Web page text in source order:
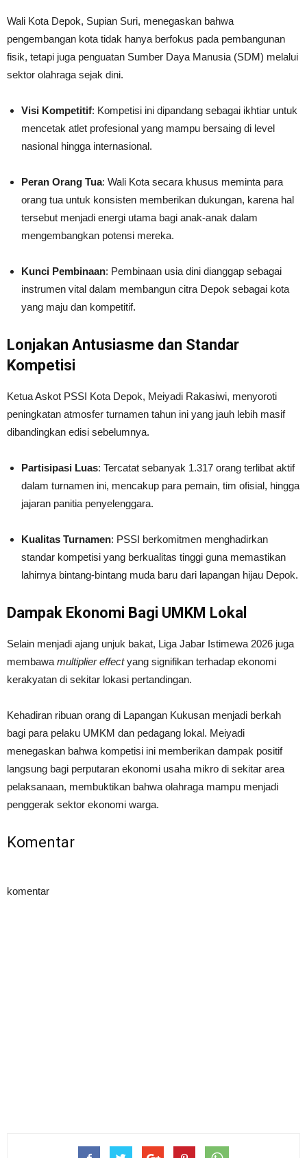
Wali Kota Depok, Supian Suri, menegaskan bahwa
pengembangan kota tidak hanya berfokus pada pembangunan
fisik, tetapi juga penguatan Sumber Daya Manusia (SDM) melalui
sektor olahraga sejak dini.
Visi Kompetitif: Kompetisi ini dipandang sebagai ikhtiar untuk
mencetak atlet profesional yang mampu bersaing di level
nasional hingga internasional.
Peran Orang Tua: Wali Kota secara khusus meminta para
orang tua untuk konsisten memberikan dukungan, karena hal
tersebut menjadi energi utama bagi anak-anak dalam
mengembangkan potensi mereka.
Kunci Pembinaan: Pembinaan usia dini dianggap sebagai
instrumen vital dalam membangun citra Depok sebagai kota
yang maju dan kompetitif.
Lonjakan Antusiasme dan Standar
Kompetisi
Ketua Askot PSSI Kota Depok, Meiyadi Rakasiwi, menyoroti
peningkatan atmosfer turnamen tahun ini yang jauh lebih masif
dibandingkan edisi sebelumnya.
Partisipasi Luas: Tercatat sebanyak 1.317 orang terlibat aktif
dalam turnamen ini, mencakup para pemain, tim ofisial, hingga
jajaran panitia penyelenggara.
Kualitas Turnamen: PSSI berkomitmen menghadirkan
standar kompetisi yang berkualitas tinggi guna memastikan
lahirnya bintang-bintang muda baru dari lapangan hijau Depok.
Dampak Ekonomi Bagi UMKM Lokal
Selain menjadi ajang unjuk bakat, Liga Jabar Istimewa 2026 juga
membawamultiplier effectyang signifikan terhadap ekonomi
kerakyatan di sekitar lokasi pertandingan.
Kehadiran ribuan orang di Lapangan Kukusan menjadi berkah
bagi para pelaku UMKM dan pedagang lokal. Meiyadi
menegaskan bahwa kompetisi ini memberikan dampak positif
langsung bagi perputaran ekonomi usaha mikro di sekitar area
pelaksanaan, membuktikan bahwa olahraga mampu menjadi
penggerak sektor ekonomi warga.
Komentar
komentar